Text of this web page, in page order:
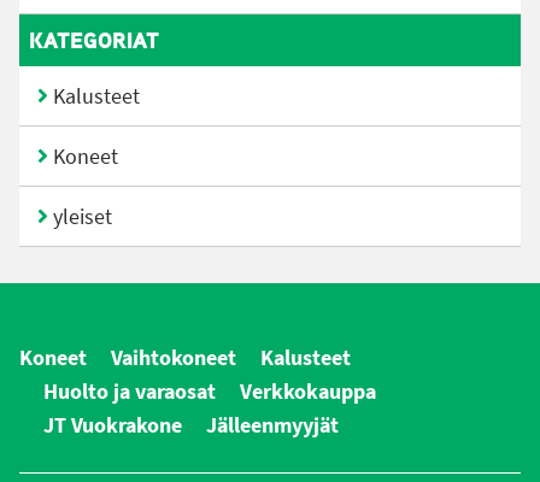
KATEGORIAT
Kalusteet
Koneet
yleiset
Koneet Vaihtokoneet
Kalusteet
Huolto ja varaosat
Verkkokauppa
JT Vuokrakone
Jälleenmyyjät